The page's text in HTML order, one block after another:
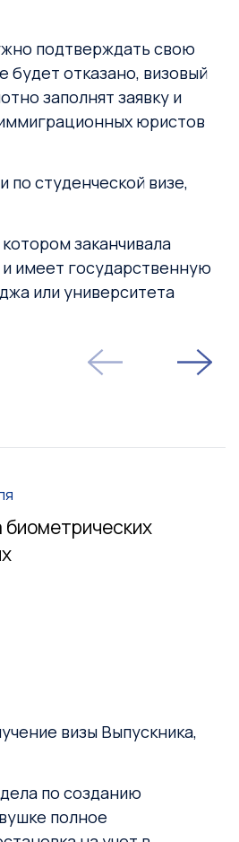
подтверждать свою
будет отказано, визовый
заполнят заявку и
юристов
по студенческой визе,
заканчивала
имеет государственную
или университета
визы Выпускника,
по созданию
полное